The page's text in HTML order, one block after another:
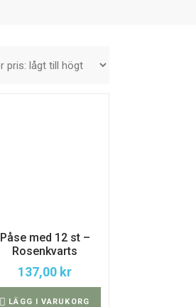
Påse med 12 st –
Rosenkvarts
137,00 kr
LÄGG I VARUKORG